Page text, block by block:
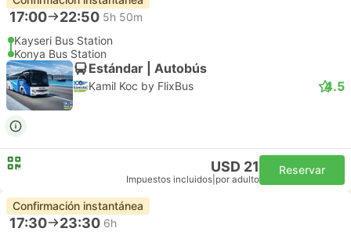
17:00 22:50 5h 50m
Kayseri Bus Station
Konya Bus Station
Estándar | Autobús
Kamil Koc by FlixBus 4.5
USD 21
Impuestos incluidos por adulto
Reservar
Confirmación instantánea
17:30 23:30 6h